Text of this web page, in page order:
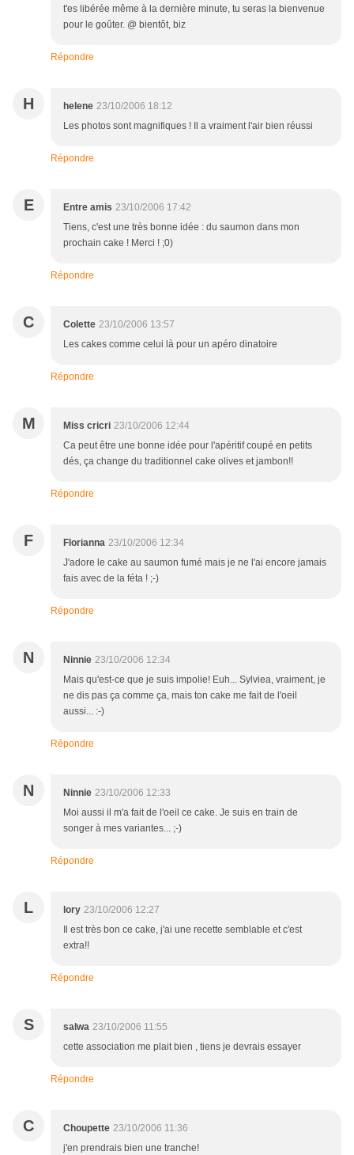
t'es libérée même à la dernière minute, tu seras la bienvenue
pour le goûter. @ bientôt, biz
Répondre
H helene 23/10/2006 18:12
Les photos sont magnifiques ! Il a vraiment l'air bien réussi
Répondre
E Entre amis 23/10/2006 17:42
Tiens, c'est une très bonne idée : du saumon dans mon
prochain cake ! Merci ! ;0)
Répondre
C Colette 23/10/2006 13:57
Les cakes comme celui là pour un apéro dinatoire
Répondre
M Miss cricri 23/10/2006 12:44
Ca peut être une bonne idée pour l'apéritif coupé en petits
dés, ça change du traditionnel cake olives et jambon!!
Répondre
F Florianna 23/10/2006 12:34
J'adore le cake au saumon fumé mais je ne l'ai encore jamais
fais avec de la féta ! ;-)
Répondre
N Ninnie 23/10/2006 12:34
Mais qu'est-ce que je suis impolie! Euh... Sylviea, vraiment, je
ne dis pas ça comme ça, mais ton cake me fait de l'oeil
aussi... :-)
Répondre
N Ninnie 23/10/2006 12:33
Moi aussi il m'a fait de l'oeil ce cake. Je suis en train de
songer à mes variantes... ;-)
Répondre
L lory 23/10/2006 12:27
Il est très bon ce cake, j'ai une recette semblable et c'est
extra!!
Répondre
S salwa 23/10/2006 11:55
cette association me plait bien , tiens je devrais essayer
Répondre
C Choupette 23/10/2006 11:36
j'en prendrais bien une tranche!